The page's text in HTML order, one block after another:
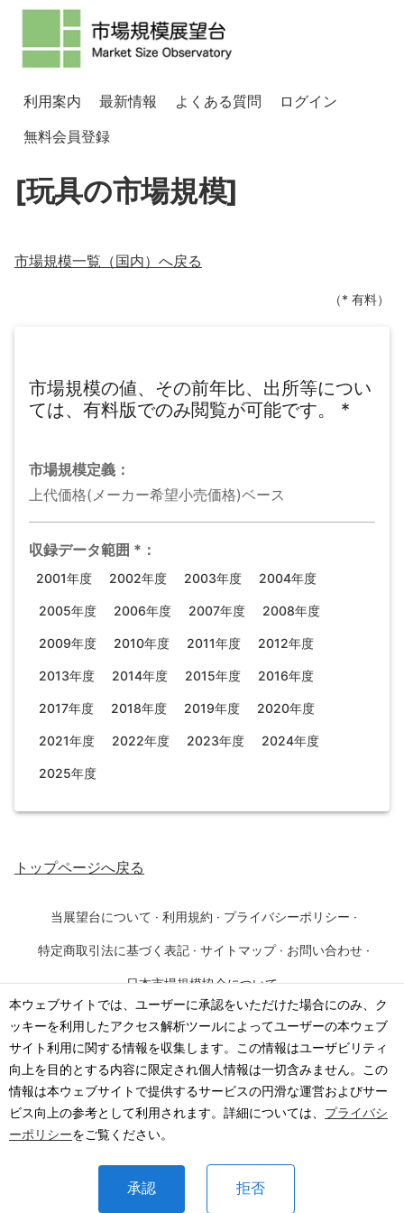
本ウェブサイトでは、ユーザーに承認をいただけた場合にのみ、ク
ッキーを利用したアクセス解析ツールによってユーザーの本ウェブ
サイト利用に関する情報を収集します。この情報はユーザビリティ
向上を目的とする内容に限定され個人情報は一切含みません。この
情報は本ウェブサイトで提供するサービスの円滑な運営およびサー
ビス向上の参考として利用されます。詳細については、 プライバシ
ーポリシーをご覧ください。
承認 拒否
利用案内 最新情報 よくある質問
ログイン
無料会員登録
[玩具の市場規模]
市場規模一覧（国内）へ戻る
（* 有料）
市場規模の値、その前年比、出所等につい
ては、有料版でのみ閲覧が可能です。
*
市場規模定義：
上代価格(メーカー希望小売価格)ベース
収録データ範囲 * ：
2001年度 2002年度 2003年度 2004年度
2005年度 2006年度 2007年度 2008年度
2009年度 2010年度 2011年度 2012年度
2013年度 2014年度 2015年度 2016年度
2017年度 2018年度 2019年度 2020年度
2021年度 2022年度 2023年度 2024年度
2025年度
トップページへ戻る
当展望台について · 利用規約 · プライバシーポリシー ·
特定商取引法に基づく表記 · サイトマップ · お問い合わせ ·
日本市場規模協会について
©2026· 一般社団法人 日本市場規模協会